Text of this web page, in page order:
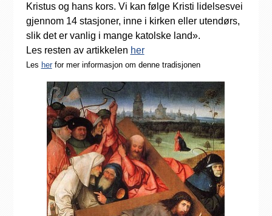
Kristus og hans kors. Vi kan følge Kristi lidelsesvei
gjennom 14 stasjoner, inne i kirken eller utendørs,
slik det er vanlig i mange katolske land».
Les resten av artikkelen her
Les herfor mer informasjon om denne tradisjonen